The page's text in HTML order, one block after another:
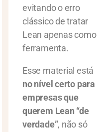
evitando o erro
clássico de tratar
Lean apenas como
ferramenta.
Esse material está
no nível certo para
empresas que
querem Lean “de
verdade”, não só